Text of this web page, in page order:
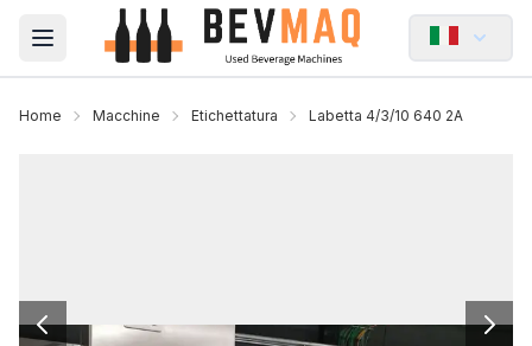
Open main menu
Home Macchine Etichettatura Labetta 4/3/10 640 2A